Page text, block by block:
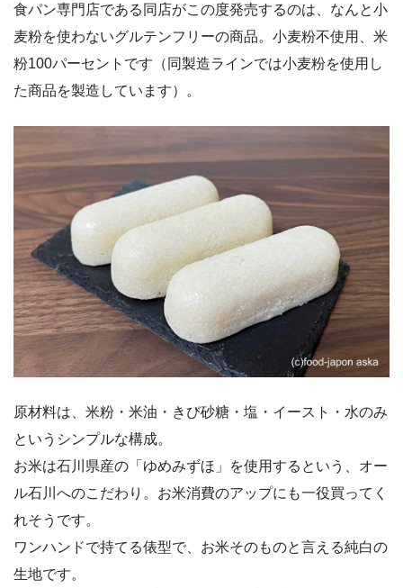
食パン専門店である同店がこの度発売するのは、なんと小
麦粉を使わないグルテンフリーの商品。小麦粉不使用、米
粉100パーセントです（同製造ラインでは小麦粉を使用し
た商品を製造しています）。
原材料は、米粉・米油・きび砂糖・塩・イースト・水のみ
というシンプルな構成。
お米は石川県産の「ゆめみずほ」を使用するという、オー
ル石川へのこだわり。お米消費のアップにも一役買ってく
れそうです。
ワンハンドで持てる俵型で、お米そのものと言える純白の
生地です。